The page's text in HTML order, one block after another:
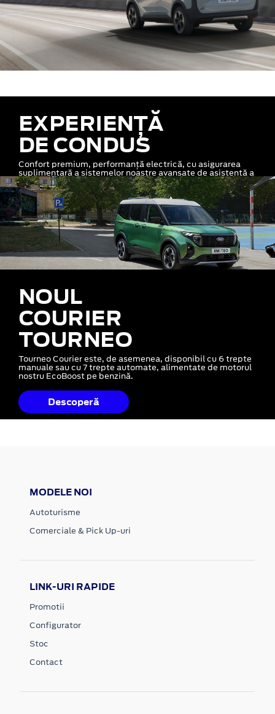
EXPERIENȚĂ
DE CONDUS
Confort premium, performanță electrică, cu asigurarea
suplimentară a sistemelor noastre avansate de asistență a
șoferului
NOUL
COURIER
TOURNEO
Tourneo Courier este, de asemenea, disponibil cu 6 trepte
manuale sau cu 7 trepte automate, alimentate de motorul
nostru EcoBoost pe benzină.
Descoperă
MODELE NOI
Autoturisme
Comerciale & Pick Up-uri
LINK-URI RAPIDE
Promotii
Configurator
Stoc
Contact